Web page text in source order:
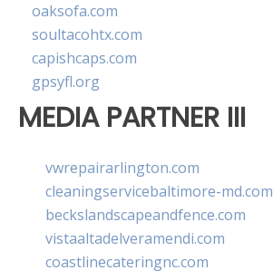
oaksofa.com
soultacohtx.com
capishcaps.com
gpsyfl.org
MEDIA PARTNER III
vwrepairarlington.com
cleaningservicebaltimore-md.com
beckslandscapeandfence.com
vistaaltadelveramendi.com
coastlinecateringnc.com